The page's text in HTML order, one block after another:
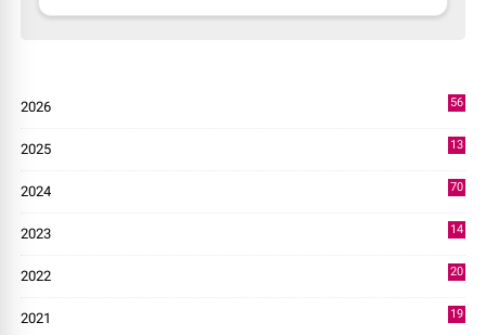
2026
56
2025
13
2024
70
2023
14
2022
20
2021
19